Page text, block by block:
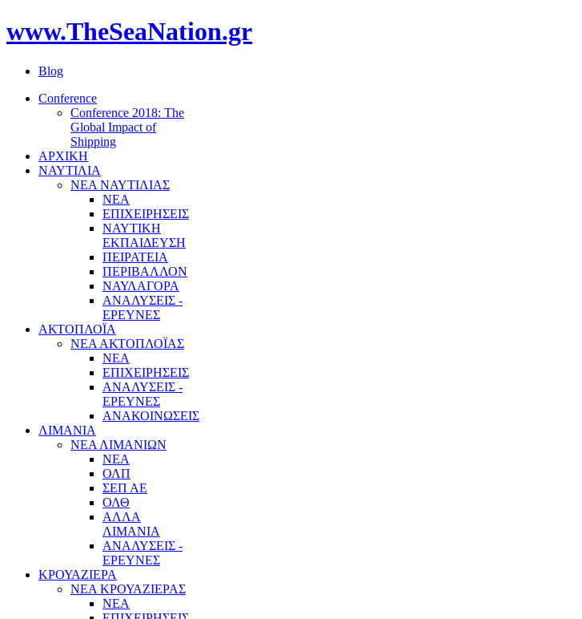
www.TheSeaNation.gr
Blog
Conference
Conference 2018: The
Global Impact of
Shipping
ΑΡΧΙΚΗ
ΝΑΥΤΙΛΙΑ
ΝΕΑ ΝΑΥΤΙΛΙΑΣ
ΝΕΑ
ΕΠΙΧΕΙΡΗΣΕΙΣ
ΝΑΥΤΙΚΗ
ΕΚΠΑΙΔΕΥΣΗ
ΠΕΙΡΑΤΕΙΑ
ΠΕΡΙΒΑΛΛΟΝ
ΝΑΥΛΑΓΟΡΑ
ΑΝΑΛΥΣΕΙΣ -
ΕΡΕΥΝΕΣ
ΑΚΤΟΠΛΟΪΑ
ΝΕΑ ΑΚΤΟΠΛΟΪΑΣ
ΝΕΑ
ΕΠΙΧΕΙΡΗΣΕΙΣ
ΑΝΑΛΥΣΕΙΣ -
ΕΡΕΥΝΕΣ
ΑΝΑΚΟΙΝΩΣΕΙΣ
ΛΙΜΑΝΙΑ
ΝΕΑ ΛΙΜΑΝΙΩΝ
ΝΕΑ
ΟΛΠ
ΣΕΠ ΑΕ
ΟΛΘ
ΑΛΛΑ
ΛΙΜΑΝΙΑ
ΑΝΑΛΥΣΕΙΣ -
ΕΡΕΥΝΕΣ
ΚΡΟΥΑΖΙΕΡΑ
ΝΕΑ ΚΡΟΥΑΖΙΕΡΑΣ
NEA